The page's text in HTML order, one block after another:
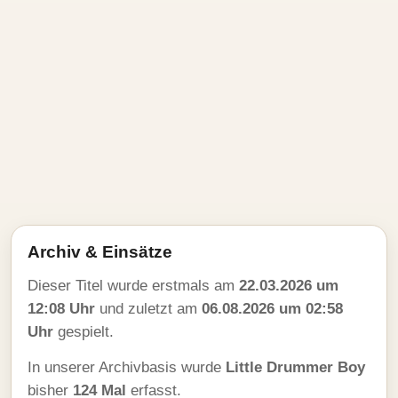
Archiv & Einsätze
Dieser Titel wurde erstmals am 22.03.2026 um
12:08 Uhr und zuletzt am 06.08.2026 um 02:58
Uhr gespielt.
In unserer Archivbasis wurde Little Drummer Boy
bisher 124 Mal erfasst.